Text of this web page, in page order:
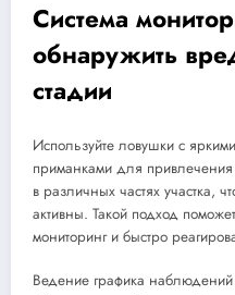
Система
обнаружить
стадии
Используйте ловушки с
приманками для
в различных частях участка,
активны. Такой подход
мониторинг и быстро
Ведение графика наблюдений